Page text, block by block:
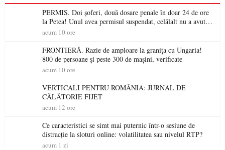
PERMIS. Doi șoferi, două dosare penale în doar 24 de ore
la Petea! Unul avea permisul suspendat, celălalt nu a avut
niciodată permis
acum 10 ore
FRONTIERĂ. Razie de amploare la granița cu Ungaria!
800 de persoane și peste 300 de mașini, verificate
acum 10 ore
VERTICALI PENTRU ROMÂNIA: JURNAL DE
CĂLĂTORIE FIJET
acum 12 ore
Ce caracteristici se simt mai puternic într-o sesiune de
distracție la sloturi online: volatilitatea sau nivelul RTP?
acum 1 zi